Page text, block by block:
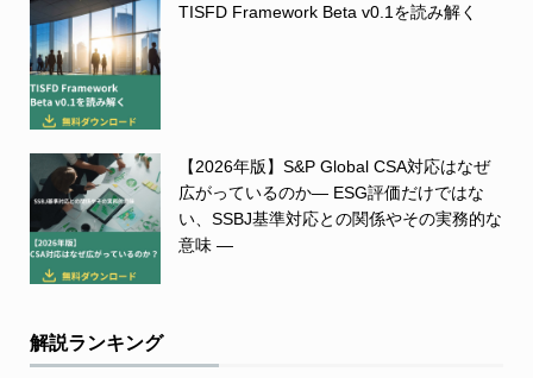
TISFD Framework Beta v0.1を読み解く
【2026年版】S&P Global CSA対応はなぜ
広がっているのか― ESG評価だけではな
い、SSBJ基準対応との関係やその実務的な
意味 ―
解説ランキング